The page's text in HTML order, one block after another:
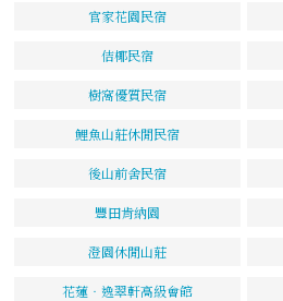
官家花園民宿
佶椰民宿
樹窩優質民宿
鯉魚山莊休閒民宿
後山前舍民宿
豐田肯納園
澄園休閒山莊
花蓮‧逸翠軒高級會館